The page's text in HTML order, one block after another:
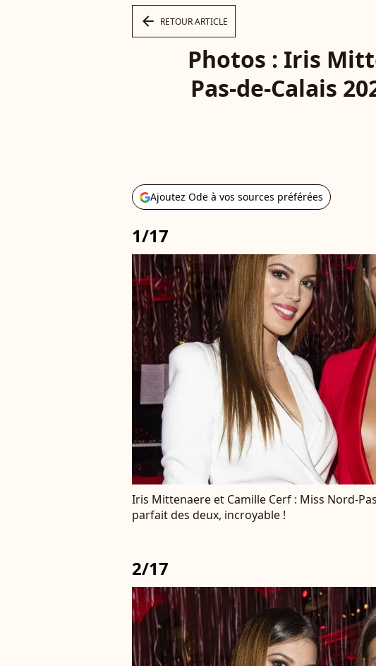
arrow_left RETOUR ARTICLE
Photos : Iris
Pas-de-Calais
Ajoutez Ode à vos sources préférées
1/17
Iris Mittenaere et Camille Cerf : Miss Nord-
parfait des deux, incroyable !
2/17